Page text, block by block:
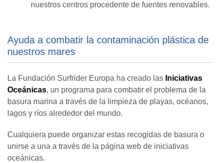
nuestros centros procedente de fuentes renovables.
Ayuda a combatir la contaminación plástica de
nuestros mares
La Fundación Surfrider Europa ha creado las Iniciativas
Oceánicas, un programa para combatir el problema de la
basura marina a través de la limpieza de playas, océanos,
lagos y ríos alrededor del mundo.
Cualquiera puede organizar estas recogidas de basura o
unirse a una a través de la página web de iniciativas
oceánicas.